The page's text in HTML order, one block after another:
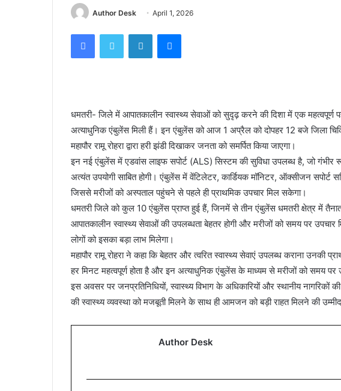
Author Desk April 1, 2026
FacebookTwitter LinkedInMessenger
धमतरी- जिले में आपातकालीन स्वास्थ्य सेवाओं को सुदृढ़ करने की दिशा में एक महत्वपूर्ण
अत्याधुनिक एंबुलेंस मिली हैं। इन एंबुलेंस को आज 1 अप्रैल को दोपहर 12 बजे जिला
महापौर रामू रोहरा द्वारा हरी झंडी दिखाकर जनता को समर्पित किया जाएगा।
इन नई एंबुलेंस में एडवांस लाइफ सपोर्ट (ALS) सिस्टम की सुविधा उपलब्ध है, जो गंभीर
अत्यंत उपयोगी साबित होगी। एंबुलेंस में वेंटिलेटर, कार्डियक मॉनिटर, ऑक्सीजन
जिससे मरीजों को अस्पताल पहुंचने से पहले ही प्राथमिक उपचार मिल सकेगा।
धमतरी जिले को कुल 10 एंबुलेंस प्राप्त हुई हैं, जिनमें से तीन एंबुलेंस धमतरी क्षेत्र में
आपातकालीन स्वास्थ्य सेवाओं की उपलब्धता बेहतर होगी और मरीजों को समय पर
लोगों को इसका बड़ा लाभ मिलेगा।
महापौर रामू रोहरा ने कहा कि बेहतर और त्वरित स्वास्थ्य सेवाएं उपलब्ध कराना उनकी
हर मिनट महत्वपूर्ण होता है और इन अत्याधुनिक एंबुलेंस के माध्यम से मरीजों को समय पर
इस अवसर पर जनप्रतिनिधियों, स्वास्थ्य विभाग के अधिकारियों और स्थानीय नागरिकों
की स्वास्थ्य व्यवस्था को मजबूती मिलने के साथ ही आमजन को बड़ी राहत मिलने की
Author Desk